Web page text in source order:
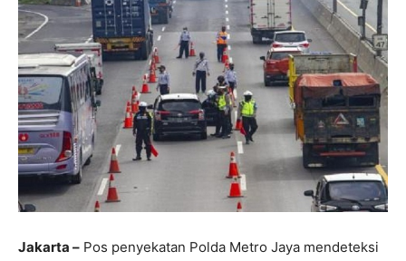
Jakarta – Pos penyekatan Polda Metro Jaya mendeteksi